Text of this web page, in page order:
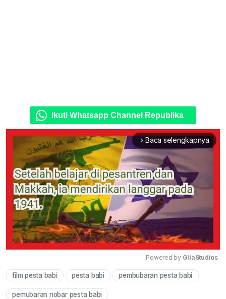
Ikuti Whatsapp Channel Republika
arrow_forward_ios Baca selengkapnya
Mute
Powered by GliaStudios
film pesta babi pesta babi pembubaran pesta babi
pemubaran nobar pesta babi